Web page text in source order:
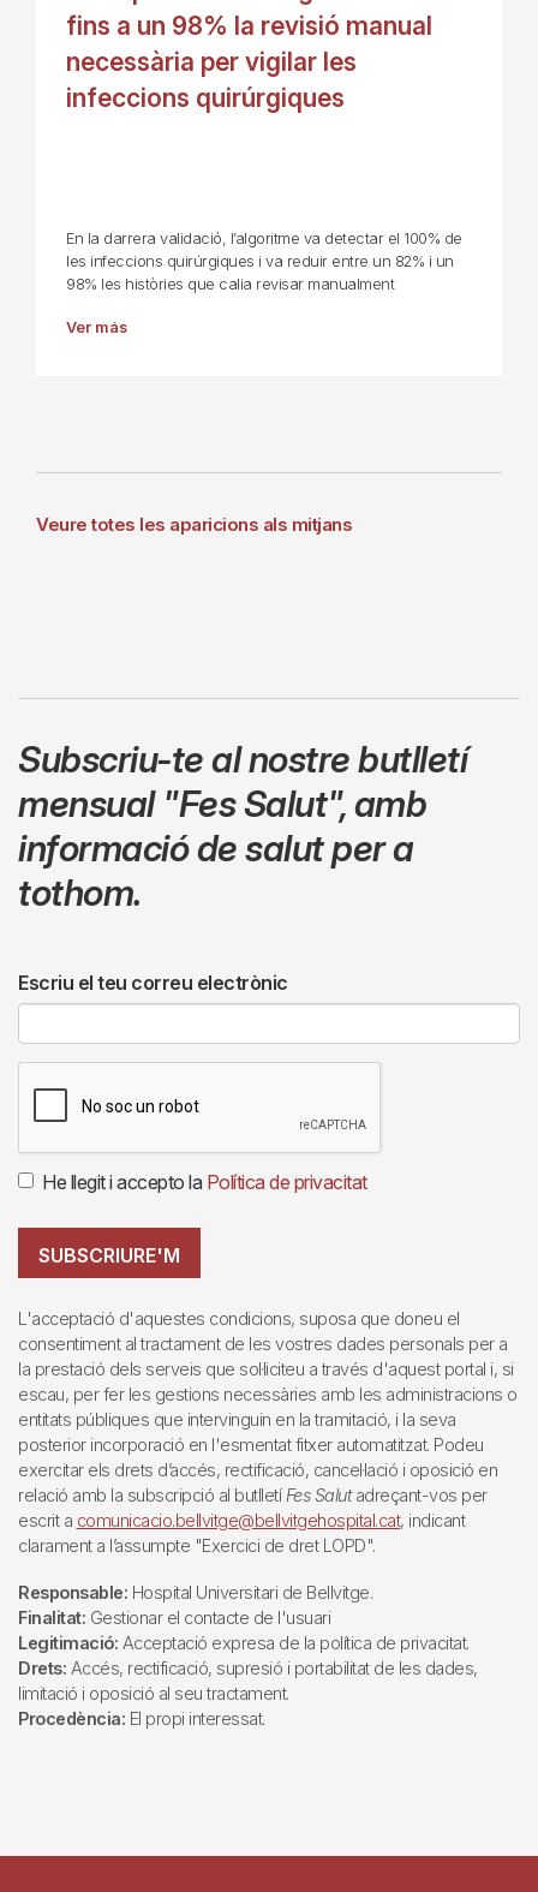
fins a un 98% la revisió manual
necessària per vigilar les
infeccions quirúrgiques
En la darrera validació, l’algoritme va detectar el 100% de
les infeccions quirúrgiques i va reduir entre un 82% i un
98% les històries que calia revisar manualment
Ver más
Veure totes les aparicions als mitjans
Subscriu-te al nostre butlletí
mensual "Fes Salut",amb
informació de salut per a
tothom.
Escriu el teu correu electrònic
He llegit i accepto la Política de privacitat
SUBSCRIURE'M
L'acceptació d'aquestes condicions, suposa que doneu el
consentiment al tractament de les vostres dades personals per a
la prestació dels serveis que sol·liciteu a través d'aquest portal i, si
escau, per fer les gestions necessàries amb les administracions o
entitats públiques que intervinguin en la tramitació, i la seva
posterior incorporació en l'esmentat fitxer automatitzat. Podeu
exercitar els drets d’accés, rectificació, cancel·lació i oposició en
relació amb la subscripció al butlletí Fes Salutadreçant-vos per
escrit a comunicacio.bellvitge@bellvitgehospital.cat, indicant
clarament a l’assumpte "Exercici de dret LOPD".
Responsable: Hospital Universitari de Bellvitge.
Finalitat: Gestionar el contacte de l'usuari
Legitimació: Acceptació expresa de la política de privacitat.
Drets: Accés, rectificació, supresió i portabilitat de les dades,
limitació i oposició al seu tractament.
Procedència: El propi interessat.